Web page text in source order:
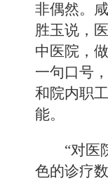
非偶然。
胜玉说，
中医院，
一句口号
和院内职
能。
“对医
色的诊疗